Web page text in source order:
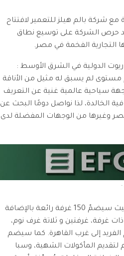
شركة بالم هيلز للتعمير لافتتاح
حرص الشركة على توسيع نطاق
التجارية الفخمة في مصر.
الدولية في الشرق الأوسط :
مستوى لم يسبق له مثيل من الأناقة
سياحية عالمية غنية عن التعريف
الخالدة، لذا نواصل دومًا البحث عن
وغيرها من الوجهات المفضلة لدى
-
من المقرر افتتاح هذا الفندق الفاخر في عام 2027، حيث سيضمّ 150 غرفة رائعة بالإضافة
غرفة، غرفتين و ثلاتة غرف نوم،
إلى غرب القاهرة. كما سيضم
المأكولات الشهية، وسبا